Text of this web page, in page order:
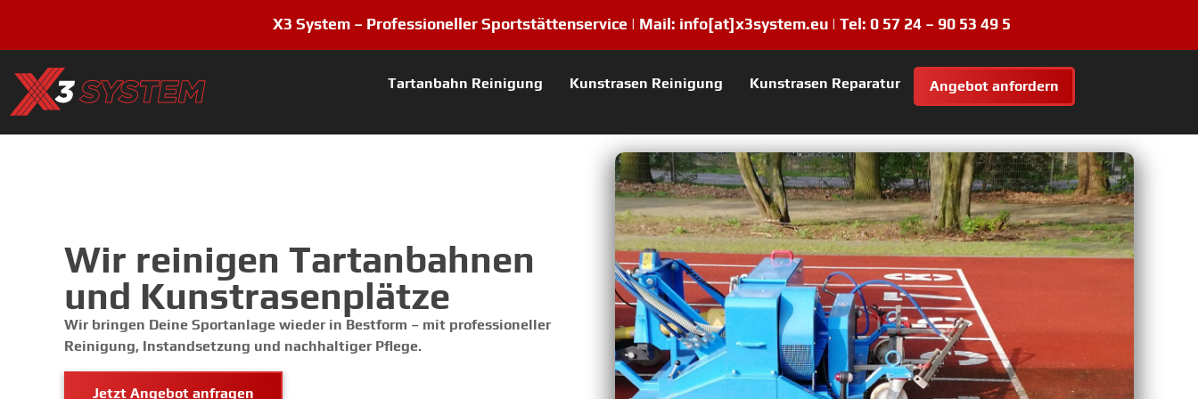
X3 System – Professioneller Sportstättenservice | Mail: info[at]x3system.eu | Tel: 0 57 24 – 90 53 49 5
Tartanbahn Reinigung Kunstrasen Reinigung Kunstrasen Reparatur Angebot anfordern
Wir reinigen Tartanbahnen
und Kunstrasenplätze
Wir bringen Deine Sportanlage wieder in Bestform – mit professioneller
Reinigung, Instandsetzung und nachhaltiger Pflege.
Jetzt Angebot anfragen